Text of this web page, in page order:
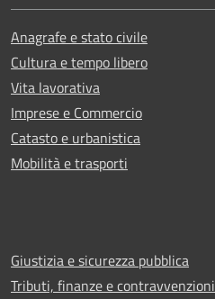
Anagrafe e stato civile
Cultura e tempo libero
Vita lavorativa
Imprese e Commercio
Catasto e urbanistica
Mobilità e trasporti
Giustizia e sicurezza pubblica
Tributi, finanze e contravvenzioni